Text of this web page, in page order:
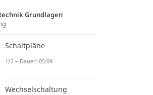
Grundlagen
Schaltpläne
1/2 – Dauer: 05:09
Wechselschaltung